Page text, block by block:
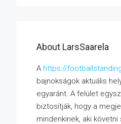
About LarsSaarela
A https://
bajnokságok aktuális
egyaránt. A felület
biztosítják, hogy a
mindenkinek, aki